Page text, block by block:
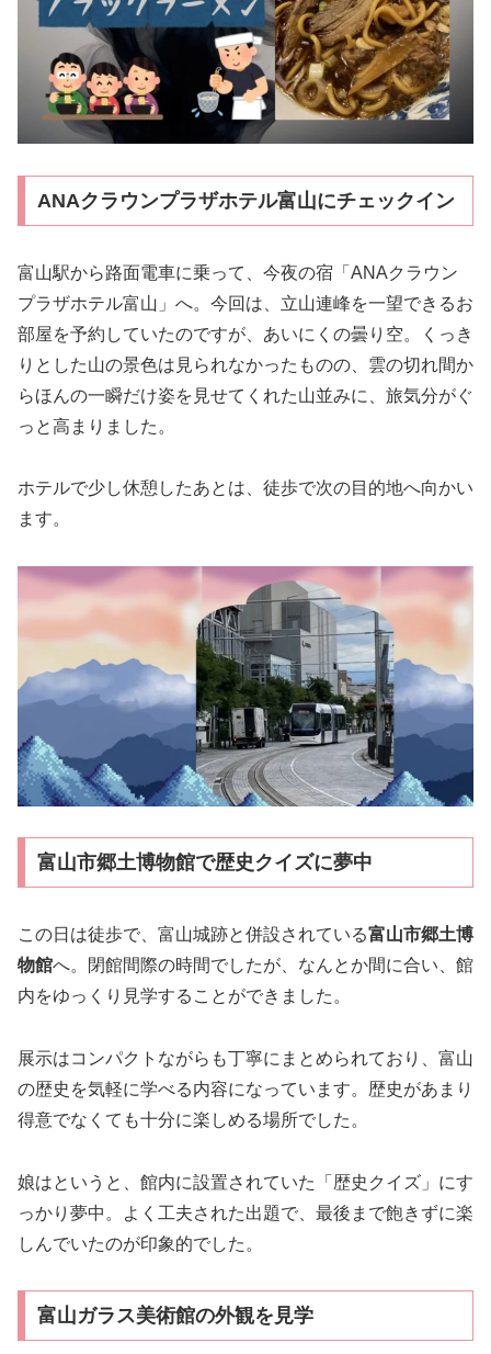
ANAクラウンプラザホテル富山にチェックイン
富山駅から路面電車に乗って、今夜の宿「ANAクラウン
プラザホテル富山」へ。今回は、立山連峰を一望できるお
部屋を予約していたのですが、あいにくの曇り空。くっき
りとした山の景色は見られなかったものの、雲の切れ間か
らほんの一瞬だけ姿を見せてくれた山並みに、旅気分がぐ
っと高まりました。
ホテルで少し休憩したあとは、徒歩で次の目的地へ向かい
ます。
富山市郷土博物館で歴史クイズに夢中
この日は徒歩で、富山城跡と併設されている富山市郷土博
物館へ。閉館間際の時間でしたが、なんとか間に合い、館
内をゆっくり見学することができました。
展示はコンパクトながらも丁寧にまとめられており、富山
の歴史を気軽に学べる内容になっています。歴史があまり
得意でなくても十分に楽しめる場所でした。
娘はというと、館内に設置されていた「歴史クイズ」にす
っかり夢中。よく工夫された出題で、最後まで飽きずに楽
しんでいたのが印象的でした。
富山ガラス美術館の外観を見学